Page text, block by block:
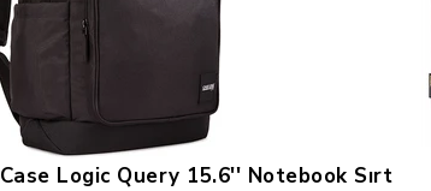
Case Logic Query 15.6'' Notebook Sırt